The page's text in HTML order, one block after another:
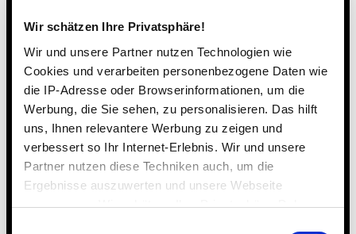
Wir schätzen Ihre Privatsphäre!
Wir und unsere Partner nutzen Technologien wie
Cookies und verarbeiten personenbezogene Daten wie
die IP-Adresse oder Browserinformationen, um die
Werbung, die Sie sehen, zu personalisieren. Das hilft
uns, Ihnen relevantere Werbung zu zeigen und
verbessert so Ihr Internet-Erlebnis. Wir und unsere
Partner nutzen diese Techniken auch, um die
Ergebnisse auszuwerten und unsere Webseite
anzupassen. Wir schätzen Ihre Privatsphäre. Daher